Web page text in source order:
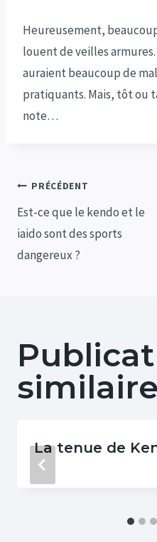
Heureusement,
louent de veilles
auraient beaucoup de
pratiquants. Mais, tôt ou
note…
de
l’article
PRÉCÉDENT
Est-ce que le kendo et le
iaido sont des sports
dangereux ?
La tenue de